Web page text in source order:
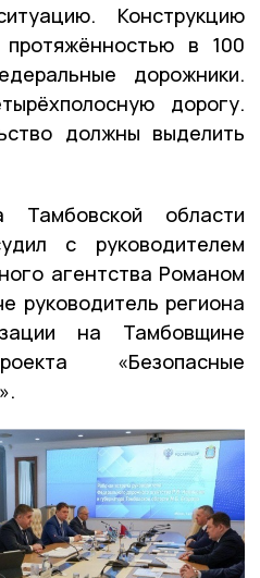
Конструкцию
в 100
дорожники.
дорогу.
должны выделить
области
с руководителем
агентства Романом
руководитель региона
на Тамбовщине
«Безопасные